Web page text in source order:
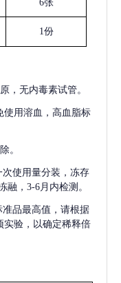
6张
1份
，无内毒素试管。
使用溶血，高血脂标
。
使用量分装，冻存
，3-6月内检测。
品最高值，请根据
实验，以确定稀释倍